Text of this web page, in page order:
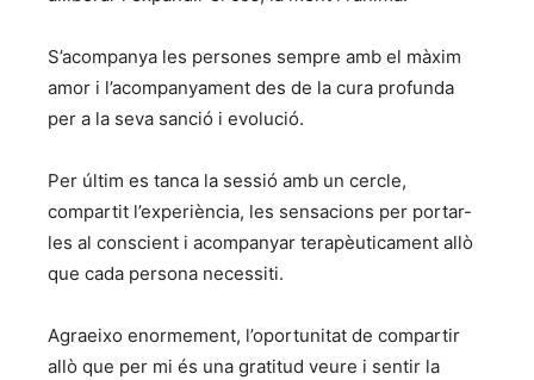
S’acompanya les persones sempre amb el màxim
amor i l’acompanyament des de la cura profunda
per a la seva sanció i evolució.
Per últim es tanca la sessió amb un cercle,
compartit l’experiència, les sensacions per portar-
les al conscient i acompanyar terapèuticament allò
que cada persona necessiti.
Agraeixo enormement, l’oportunitat de compartir
allò que per mi és una gratitud veure i sentir la